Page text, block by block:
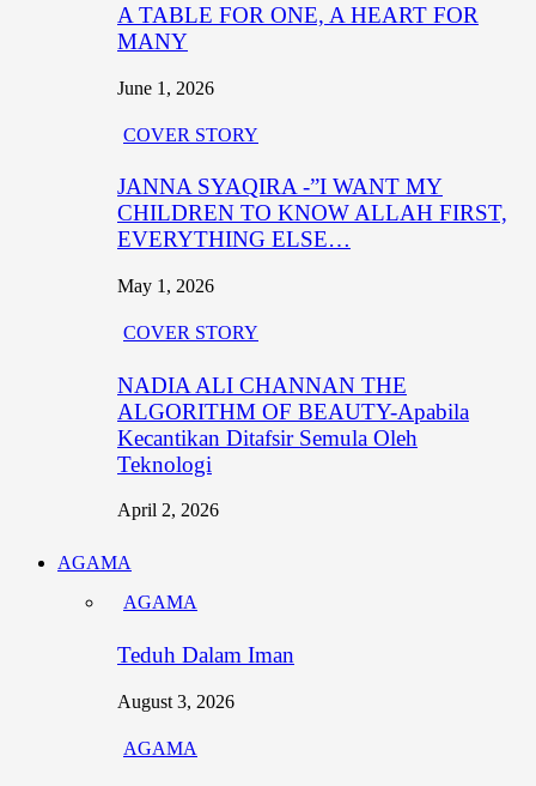
A TABLE FOR ONE, A HEART FOR
MANY
June 1, 2026
COVER STORY
JANNA SYAQIRA -”I WANT MY
CHILDREN TO KNOW ALLAH FIRST,
EVERYTHING ELSE…
May 1, 2026
COVER STORY
NADIA ALI CHANNAN THE
ALGORITHM OF BEAUTY-Apabila
Kecantikan Ditafsir Semula Oleh
Teknologi
April 2, 2026
AGAMA
AGAMA
Teduh Dalam Iman
August 3, 2026
AGAMA